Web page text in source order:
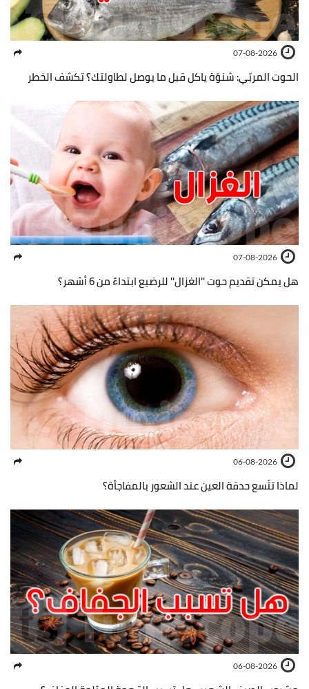
07-08-2026
الحوت المربّي: شنوّة ياكل قبل ما يوصل لطاولتك؟ تكشف الخطر
07-08-2026
هل يمكن تقديم حوت ''الغزال'' للرضيع ابتداءً من 6 أشهر؟
06-08-2026
لماذا تتّسع حدقة العين عند الشعور بالمفاجأة؟
06-08-2026